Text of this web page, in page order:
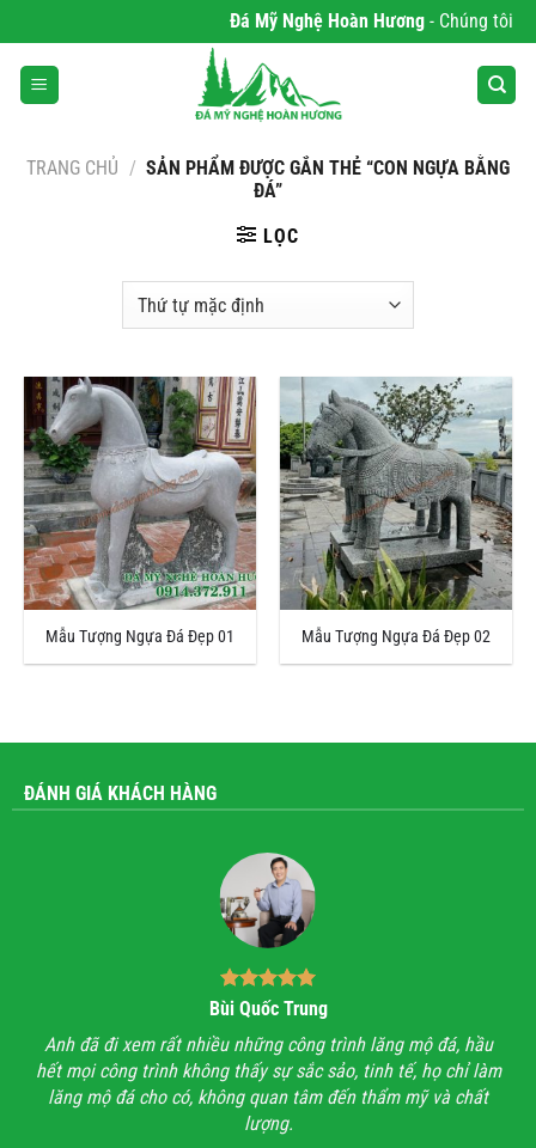
qua
nội
dung
Đá Mỹ Nghệ Hoàn Hương- Chúng tôi
TRANG CHỦ / SẢN PHẨM ĐƯỢC GẮN THẺ “CON NGỰA BẰNG
ĐÁ”
LỌC
Mẫu Tượng Ngựa Đá Đẹp 01 Mẫu Tượng Ngựa Đá Đẹp 02
ĐÁNH GIÁ KHÁCH HÀNG
Bùi Quốc Trung
Anh đã đi xem rất nhiều những công trình lăng mộ đá, hầu
hết mọi công trình không thấy sự sắc sảo, tinh tế, họ chỉ làm
lăng mộ đá cho có, không quan tâm đến thẩm mỹ và chất
lượng.